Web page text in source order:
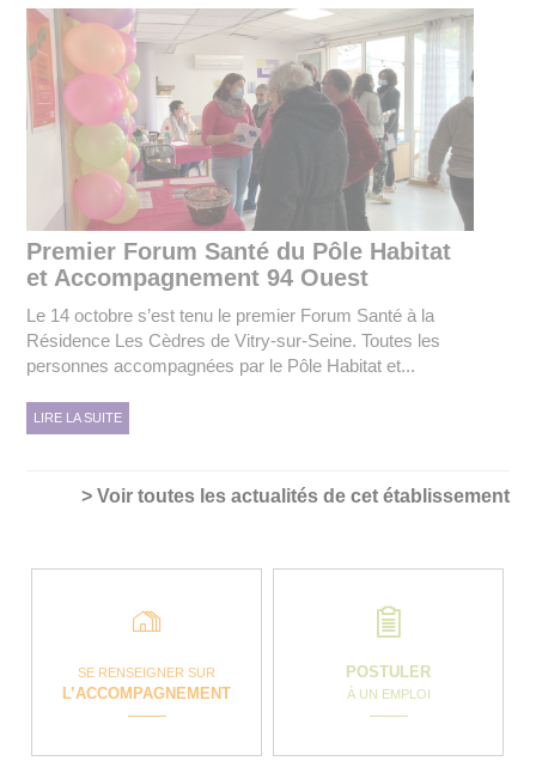
Premier Forum Santé du Pôle Habitat
et Accompagnement 94 Ouest
Le 14 octobre s’est tenu le premier Forum Santé à la
Résidence Les Cèdres de Vitry-sur-Seine. Toutes les
personnes accompagnées par le Pôle Habitat et...
LIRE LA SUITE
> Voir toutes les actualités de cet établissement
SE RENSEIGNER SUR
L’ACCOMPAGNEMENT
POSTULER
À UN EMPLOI